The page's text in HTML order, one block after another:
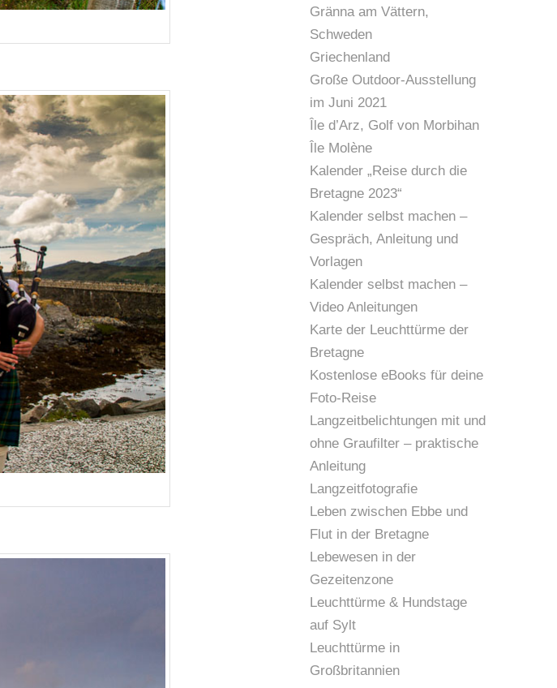
Gränna am Vättern,
Schweden
Griechenland
Große Outdoor-Ausstellung
im Juni 2021
Île d’Arz, Golf von Morbihan
Île Molène
Kalender „Reise durch die
Bretagne 2023“
Kalender selbst machen –
Gespräch, Anleitung und
Vorlagen
Kalender selbst machen –
Video Anleitungen
Karte der Leuchttürme der
Bretagne
Kostenlose eBooks für deine
Foto-Reise
Langzeitbelichtungen mit und
ohne Graufilter – praktische
Anleitung
Langzeitfotografie
Leben zwischen Ebbe und
Flut in der Bretagne
Lebewesen in der
Gezeitenzone
Leuchttürme & Hundstage
auf Sylt
Leuchttürme in
Großbritannien